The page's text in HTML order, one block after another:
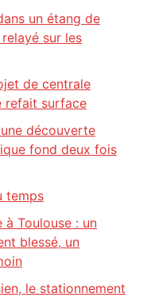
un étang de
sur les
de centrale
refait surface
découverte
fond deux fois
temps
Toulouse : un
blessé, un
le stationnement